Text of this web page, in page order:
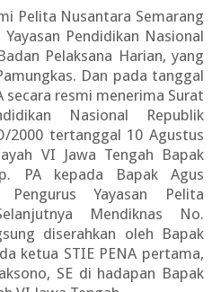
Pelita Nusantara Semarang
Pendidikan Nasional
Pelaksana Harian, yang
Dan pada tanggal
secara resmi menerima Surat
Nasional Republik
2000 tertanggal 10 Agustus
VI Jawa Tengah Bapak
PA kepada Bapak Agus
Yayasan Pelita
Mendiknas No.
diserahkan oleh Bapak
ketua STIE PENA pertama,
SE di hadapan Bapak